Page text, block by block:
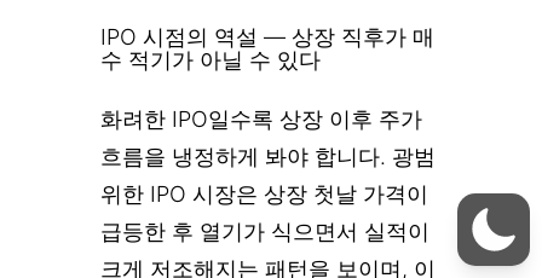
IPO 시점의 역설 — 상장 직후가 매
수 적기가 아닐 수 있다
화려한 IPO일수록 상장 이후 주가
흐름을 냉정하게 봐야 합니다. 광범
위한 IPO 시장은 상장 첫날 가격이
급등한 후 열기가 식으면서 실적이
크게 저조해지는 패턴을 보이며, 이